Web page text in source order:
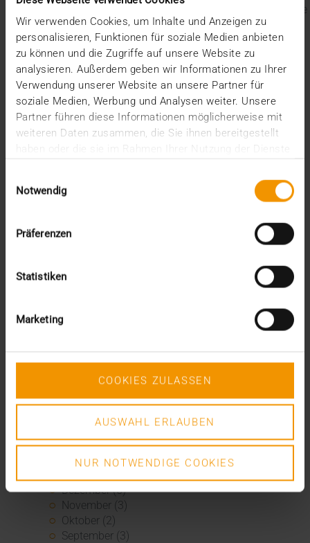
Wir verwenden Cookies, um Inhalte und Anzeigen zu
personalisieren, Funktionen für soziale Medien anbieten
zu können und die Zugriffe auf unsere Website zu
analysieren. Außerdem geben wir Informationen zu Ihrer
Verwendung unserer Website an unsere Partner für
soziale Medien, Werbung und Analysen weiter. Unsere
Partner führen diese Informationen möglicherweise mit
weiteren Daten zusammen, die Sie ihnen bereitgestellt
Notwendig
Präferenzen
Statistiken
Marketing
COOKIES ZULASSEN
AUSWAHL ERLAUBEN
NUR NOTWENDIGE COOKIES
Der EU AI Act im Krankenhaus: So betten Sie KI in Ihre
Radiologie ein
Mehrwert durch Synergien
So kommen Dokumente automatisch in die ePA
Ein Dutzend Gütesiegel
Kategorien
CSR
News
Report
Stories
Vernetzung
Archiv
Juli (4)
Juni (4)
April (1)
März (1)
Februar (2)
Dezember (5)
November (3)
Oktober (2)
September (3)